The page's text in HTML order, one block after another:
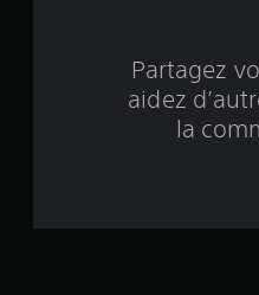
Partagez
aidez
la